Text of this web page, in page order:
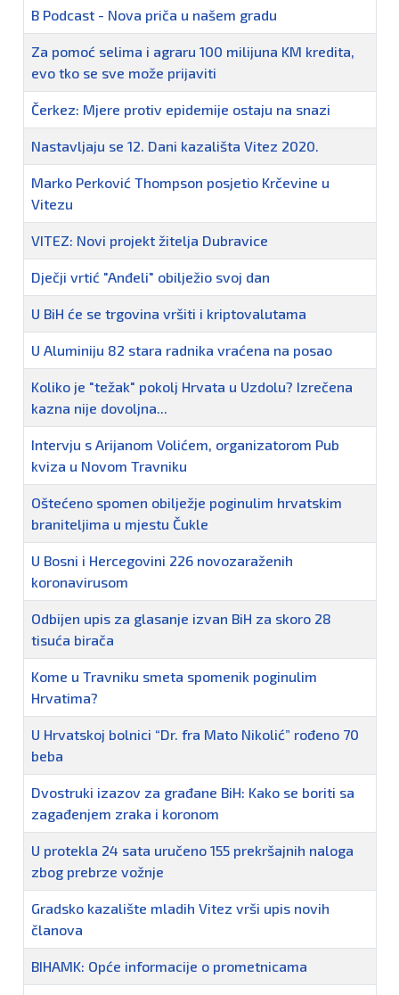
B Podcast - Nova priča u našem gradu
Za pomoć selima i agraru 100 milijuna KM kredita,
evo tko se sve može prijaviti
Čerkez: Mjere protiv epidemije ostaju na snazi
Nastavljaju se 12. Dani kazališta Vitez 2020.
Marko Perković Thompson posjetio Krčevine u
Vitezu
VITEZ: Novi projekt žitelja Dubravice
Dječji vrtić "Anđeli" obilježio svoj dan
U BiH će se trgovina vršiti i kriptovalutama
U Aluminiju 82 stara radnika vraćena na posao
Koliko je "težak" pokolj Hrvata u Uzdolu? Izrečena
kazna nije dovoljna...
Intervju s Arijanom Volićem, organizatorom Pub
kviza u Novom Travniku
Oštećeno spomen obilježje poginulim hrvatskim
braniteljima u mjestu Čukle
U Bosni i Hercegovini 226 novozaraženih
koronavirusom
Odbijen upis za glasanje izvan BiH za skoro 28
tisuća birača
Kome u Travniku smeta spomenik poginulim
Hrvatima?
U Hrvatskoj bolnici “Dr. fra Mato Nikolić” rođeno 70
beba
Dvostruki izazov za građane BiH: Kako se boriti sa
zagađenjem zraka i koronom
U protekla 24 sata uručeno 155 prekršajnih naloga
zbog prebrze vožnje
Gradsko kazalište mladih Vitez vrši upis novih
članova
BIHAMK: Opće informacije o prometnicama